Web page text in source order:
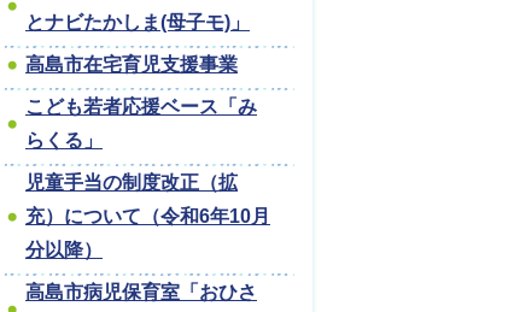
とナビたかしま(母子モ)」
高島市在宅育児支援事業
こども若者応援ベース「み
らくる」
児童手当の制度改正（拡
充）について（令和6年10月
分以降）
高島市病児保育室「おひさ